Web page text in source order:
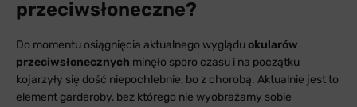
przeciwsłoneczne?
Do momentu osiągnięcia aktualnego wygląduokularów
przeciwsłonecznych minęło sporo czasu i na początku
kojarzyły się dość niepochlebnie, bo z chorobą. Aktualnie jest to
element garderoby, bez którego nie wyobrażamy sobie